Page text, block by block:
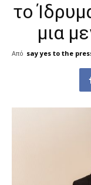
το
μια
Από say yes to the